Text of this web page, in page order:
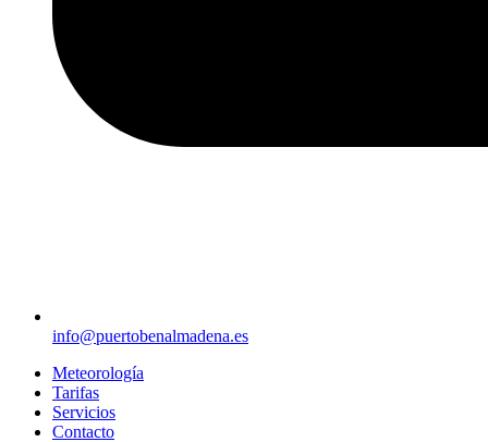
info@puertobenalmadena.es
Meteorología
Tarifas
Servicios
Contacto